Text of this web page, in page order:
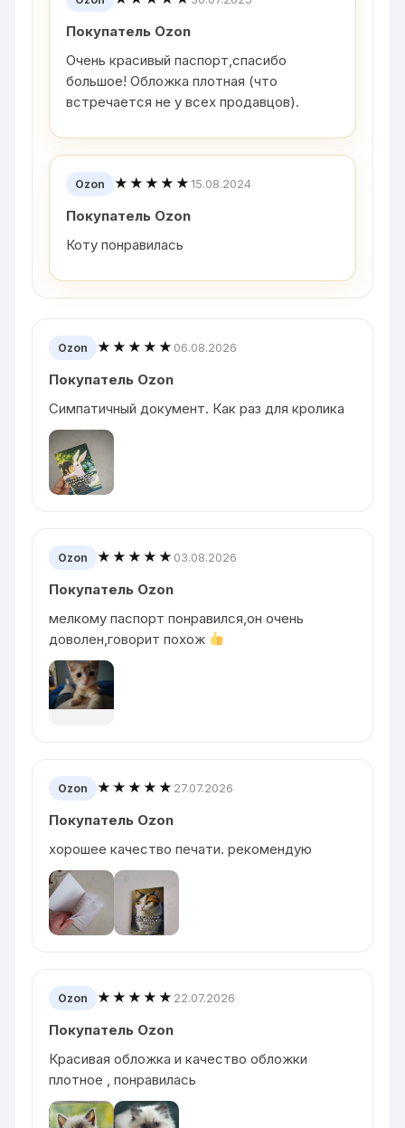
Покупатель Ozon
Очень красивый паспорт,спасибо
большое! Обложка плотная (что
встречается не у всех продавцов).
Ozon ★★★★★15.08.2024
Покупатель Ozon
Коту понравилась
Ozon ★★★★★ 06.08.2026
Покупатель Ozon
Симпатичный документ. Как раз для кролика
Ozon ★★★★★ 03.08.2026
Покупатель Ozon
мелкому паспорт понравился,он очень
доволен,говорит похож
Ozon ★★★★★ 27.07.2026
Покупатель Ozon
хорошее качество печати. рекомендую
Ozon ★★★★★ 22.07.2026
Покупатель Ozon
Красивая обложка и качество обложки
плотное , понравилась